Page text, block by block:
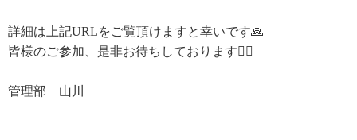
詳細は上記URLをご覧頂けますと幸いです🙏
皆様のご参加、是非お待ちしております🙇‍♀️
管理部 山川